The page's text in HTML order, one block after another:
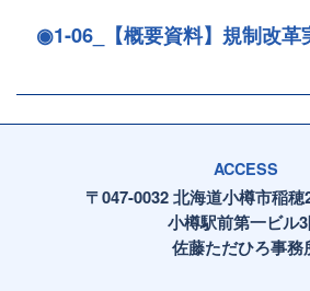
◉1-06_【概要資料】規制改革
ACCESS
〒047-0032 北海道小樽市稲
小樽駅前第一ビル
佐藤ただひろ事務